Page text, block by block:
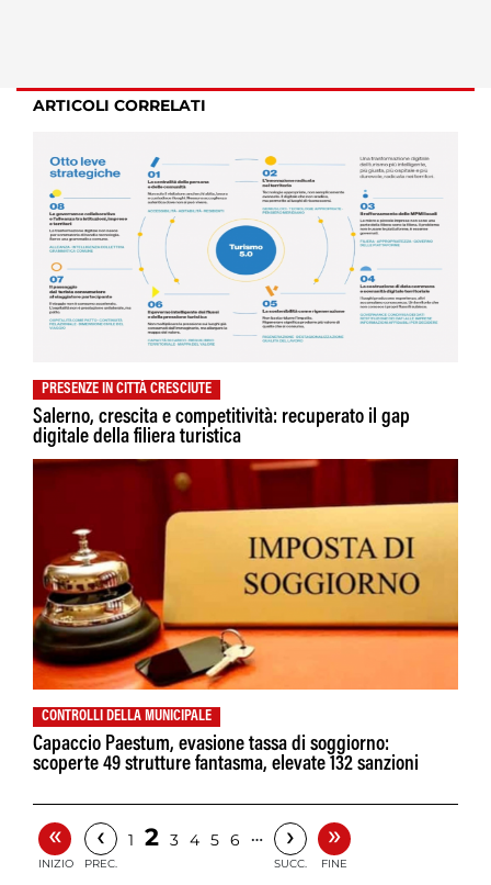
ARTICOLI CORRELATI
PRESENZE IN CITTÀ CRESCIUTE
Salerno, crescita e competitività: recuperato il gap
digitale della filiera turistica
CONTROLLI DELLA MUNICIPALE
Capaccio Paestum, evasione tassa di soggiorno:
scoperte 49 strutture fantasma, elevate 132 sanzioni
«
INIZIO
‹
PREC.
1 2 3 4 5 6 … ›
SUCC.
»
FINE